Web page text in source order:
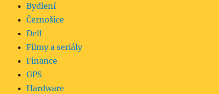
Bydlení
Černošice
Dell
Filmy a seriály
Finance
GPS
Hardware